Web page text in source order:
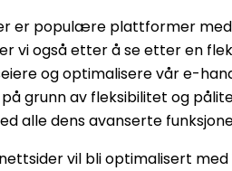
er populære plattformer
vi også etter å se etter en
og optimalisere vår e-
grunn av fleksibilitet og
alle dens avanserte
vil bli optimalisert